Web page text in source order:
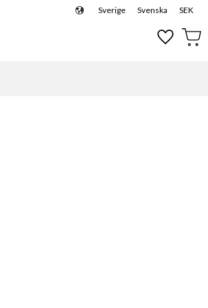
Sverige Svenska SEK
Favoriter